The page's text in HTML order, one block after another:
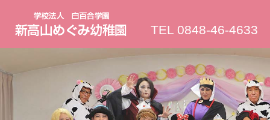
新
高
山
TEL 0848-46-4633